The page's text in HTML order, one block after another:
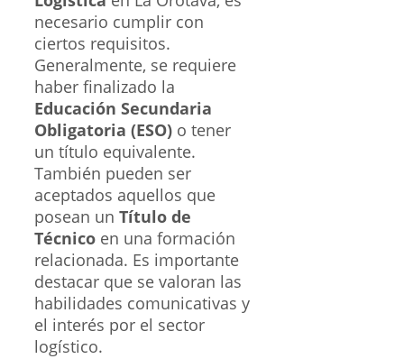
necesario cumplir con
ciertos requisitos.
Generalmente, se requiere
haber finalizado la
Educación Secundaria
Obligatoria (ESO) o tener
un título equivalente.
También pueden ser
aceptados aquellos que
posean un Título de
Técnico en una formación
relacionada. Es importante
destacar que se valoran las
habilidades comunicativas y
el interés por el sector
logístico.